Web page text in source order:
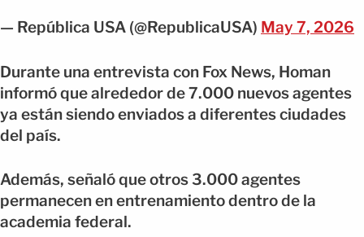
— República USA (@RepublicaUSA) May 7, 2026
Durante una entrevista con Fox News, Homan
informó que alrededor de 7.000 nuevos agentes
ya están siendo enviados a diferentes ciudades
del país.
Además, señaló que otros 3.000 agentes
permanecen en entrenamiento dentro de la
academia federal.